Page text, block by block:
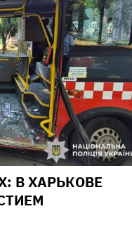
В ХАРЬКОВЕ